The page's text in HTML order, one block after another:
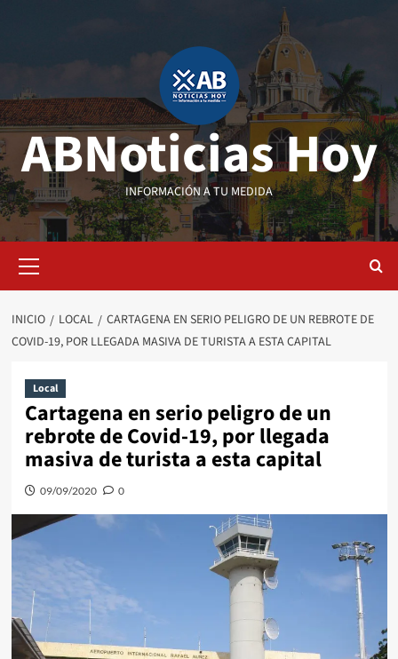
ABNoticias Hoy
INFORMACIÓN A TU MEDIDA
primario
INICIO LOCAL
CARTAGENA EN SERIO PELIGRO DE UN REBROTE DE
COVID-19, POR LLEGADA MASIVA DE TURISTA A ESTA CAPITAL
Local
Cartagena en serio peligro de un
rebrote de Covid-19, por llegada
masiva de turista a esta capital
09/09/2020 0